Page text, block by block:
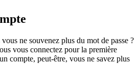
ne souvenez plus du mot de passe ?
vous connectez pour la première
compte, peut-être, vous ne savez plus